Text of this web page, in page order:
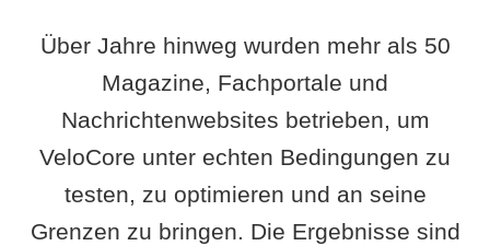
Über Jahre hinweg wurden mehr als 50
Magazine, Fachportale und
Nachrichtenwebsites betrieben, um
VeloCore unter echten Bedingungen zu
testen, zu optimieren und an seine
Grenzen zu bringen. Die Ergebnisse sind